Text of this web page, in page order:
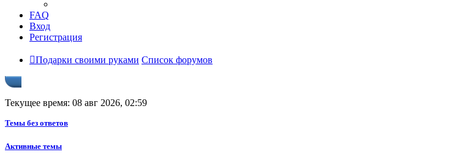
FAQ
Вход
Регистрация
Подарки своими руками Список форумов
Текущее время: 08 авг 2026, 02:59
Темы без ответов
Активные темы